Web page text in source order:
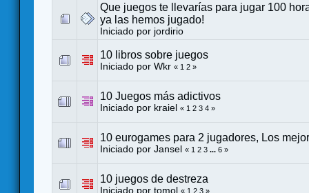
Que juegos te llevarías para jugar 100
ya las hemos jugado!
Iniciado por jordirio
10 libros sobre juegos
Iniciado por Wkr « 1 2 »
10 Juegos más adictivos
Iniciado por kraiel « 1 2 3 4 »
10 eurogames para 2 jugadores, Los
Iniciado por Jansel « 1 2 3 ... 6 »
10 juegos de destreza
Iniciado por tomol « 1 2 3 »